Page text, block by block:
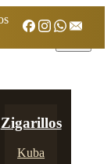
Zigarillos
Kuba